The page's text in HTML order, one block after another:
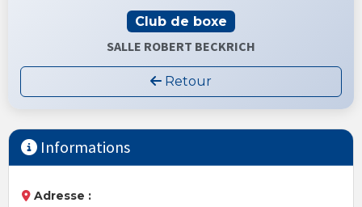
Club de boxe
SALLE ROBERT BECKRICH
Retour
Informations
Adresse :